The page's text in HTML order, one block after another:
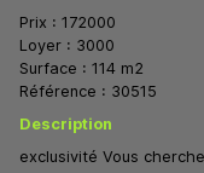
Prix : 172000
Loyer : 3000
Surface : 114 m2
Référence : 30515
Description
exclusivité Vous